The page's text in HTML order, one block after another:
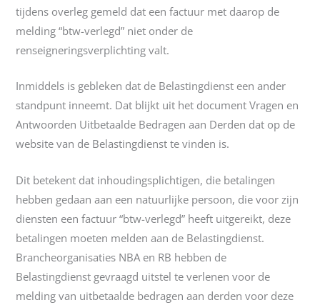
tijdens overleg gemeld dat een factuur met daarop de
melding “btw-verlegd” niet onder de
renseigneringsverplichting valt.
Inmiddels is gebleken dat de Belastingdienst een ander
standpunt inneemt. Dat blijkt uit het document Vragen en
Antwoorden Uitbetaalde Bedragen aan Derden dat op de
website van de Belastingdienst te vinden is.
Dit betekent dat inhoudingsplichtigen, die betalingen
hebben gedaan aan een natuurlijke persoon, die voor zijn
diensten een factuur “btw-verlegd” heeft uitgereikt, deze
betalingen moeten melden aan de Belastingdienst.
Brancheorganisaties NBA en RB hebben de
Belastingdienst gevraagd uitstel te verlenen voor de
melding van uitbetaalde bedragen aan derden voor deze